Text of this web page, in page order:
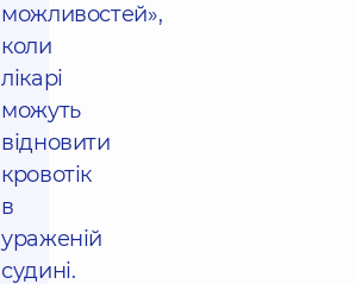
можливостей»,
коли
лікарі
можуть
відновити
кровотік
в
ураженій
судині.